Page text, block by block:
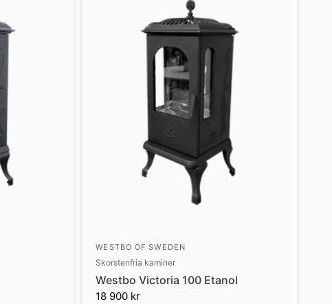
WESTBO OF SWEDEN
Skorstenfria kaminer
Westbo Victoria 100 Etanol
18 900 kr